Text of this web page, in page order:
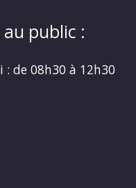
au public :
de 08h30 à 12h30